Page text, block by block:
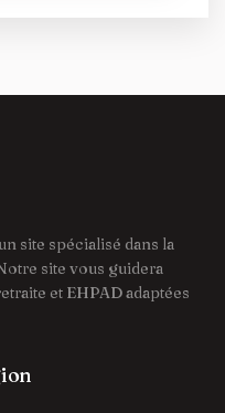
site spécialisé dans la
site vous guidera
et EHPAD adaptées